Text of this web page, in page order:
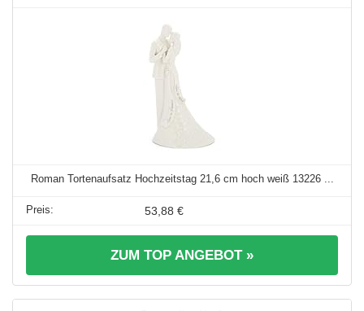
Roman Tortenaufsatz Hochzeitstag 21,6 cm hoch weiß 13226 ...
53,88 €
ZUM TOP ANGEBOT »